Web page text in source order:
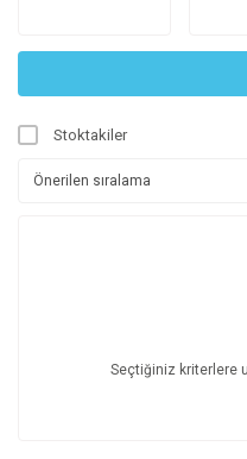
Stoktakiler
Seçtiğiniz kriterlere